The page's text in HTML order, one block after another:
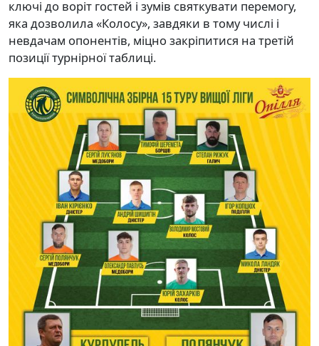
ключі до воріт гостей і зумів святкувати перемогу,
яка дозволила «Колосу», завдяки в тому числі і
невдачам опонентів, міцно закріпитися на третій
позиції турнірної таблиці.